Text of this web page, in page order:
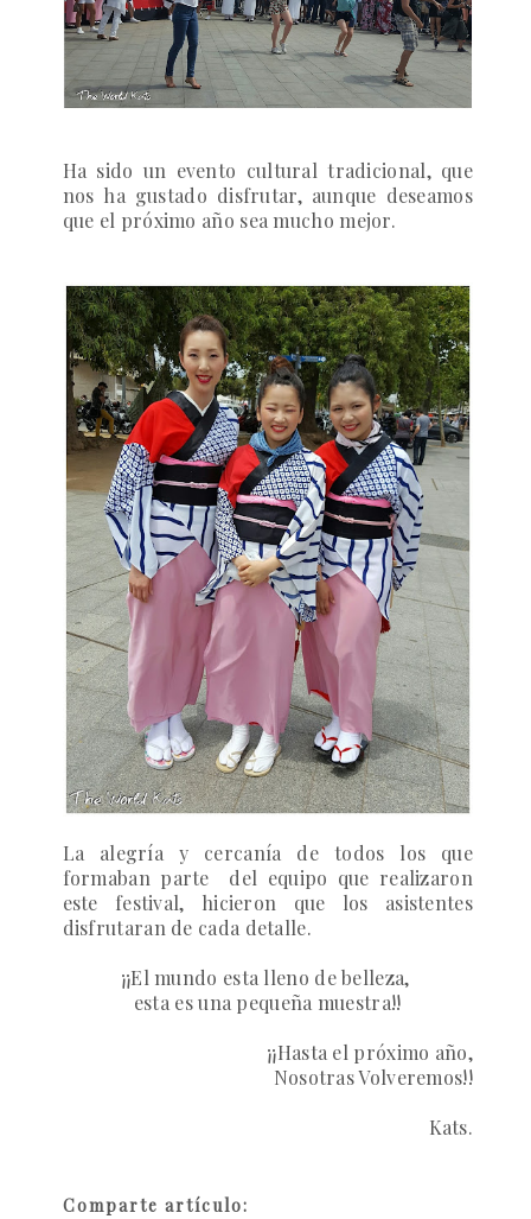
Ha sido un evento cultural tradicional, que
nos ha gustado disfrutar, aunque deseamos
que el próximo año sea mucho mejor.
La alegría y cercanía de todos los que
formaban parte del equipo que realizaron
este festival, hicieron que los asistentes
disfrutaran de cada detalle.
¡¡El mundo esta lleno de belleza,
esta es una pequeña muestra!!
¡¡Hasta el próximo año,
Nosotras Volveremos!!
Kats.
Comparte artículo: